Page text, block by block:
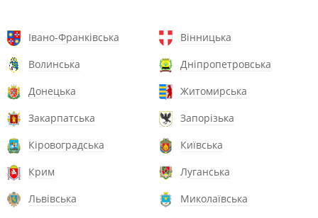
Івано-Франківська
Вінницька
Волинська
Дніпропетровська
Донецька
Житомирська
Закарпатська
Запорізька
Кіровоградська
Київська
Крим
Луганська
Львівська
Миколаївська